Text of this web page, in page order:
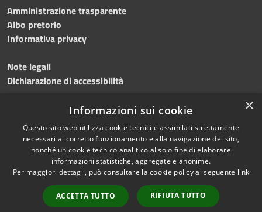
Amministrazione trasparente
Albo pretorio
Informativa privacy
Note legali
Dichiarazione di accessibilità
Meccanismo di feedback
Accessibilità
Copyright © 2026 • Comune di
Gerenzano • Powered by
Municipium•
Accesso
redazione
×
Informazioni sui cookie
Questo sito web utilizza cookie tecnici e assimilati strettamente
necessari al corretto funzionamento e alla navigazione del sito,
nonché un cookie tecnico analitico al solo fine di elaborare
informazioni statistiche, aggregate e anonime.
Per maggiori dettagli, può consultare la cookie policy al seguente link
ACCETTA TUTTO RIFIUTA TUTTO